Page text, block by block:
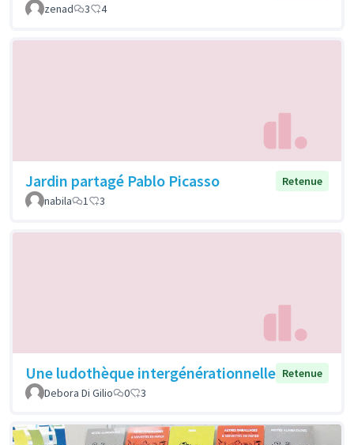
zenad
3 4
Jardin partagé Pablo Picasso
Retenue
nabila
1 3
Une ludothèque intergénérationnelle Retenue
Debora Di Gilio
0 3